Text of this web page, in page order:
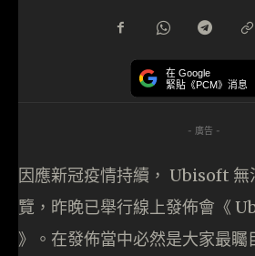
在 Google
緊貼《PCM》消息
- 廣告 -
因應新冠疫情持續， Ubisoft 無
覽，昨晚已舉行線上發佈會《
》。在發佈當中必然是大家最矚